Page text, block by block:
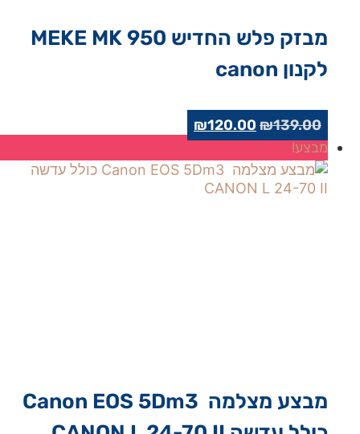
מבזק פלש החדיש MEKE MK 950
לקנון canon
₪139.00
המחיר
המקורי
היה:
₪139.00.
₪120.00
הנוכחי
הוא:
₪120.00.
מבצע!
מבצע מצלמה ‏ Canon EOS 5Dm3